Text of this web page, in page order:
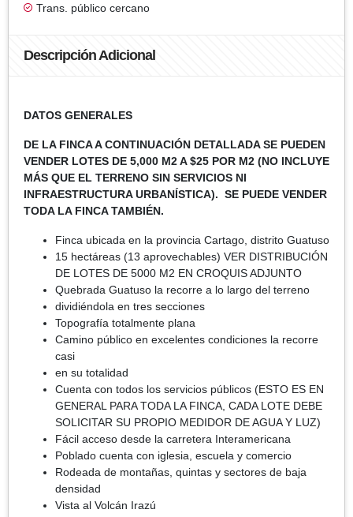
Trans. público cercano
Descripción Adicional
DATOS GENERALES
DE LA FINCA A CONTINUACIÓN DETALLADA SE PUEDEN
VENDER LOTES DE 5,000 M2 A $25 POR M2 (NO INCLUYE
MÁS QUE EL TERRENO SIN SERVICIOS NI
INFRAESTRUCTURA URBANÍSTICA). SE PUEDE VENDER
TODA LA FINCA TAMBIÉN.
Finca ubicada en la provincia Cartago, distrito Guatuso
15 hectáreas (13 aprovechables) VER DISTRIBUCIÓN
DE LOTES DE 5000 M2 EN CROQUIS ADJUNTO
Quebrada Guatuso la recorre a lo largo del terreno
dividiéndola en tres secciones
Topografía totalmente plana
Camino público en excelentes condiciones la recorre
casi
en su totalidad
Cuenta con todos los servicios públicos (ESTO ES EN
GENERAL PARA TODA LA FINCA, CADA LOTE DEBE
SOLICITAR SU PROPIO MEDIDOR DE AGUA Y LUZ)
Fácil acceso desde la carretera Interamericana
Poblado cuenta con iglesia, escuela y comercio
Rodeada de montañas, quintas y sectores de baja
densidad
Vista al Volcán Irazú